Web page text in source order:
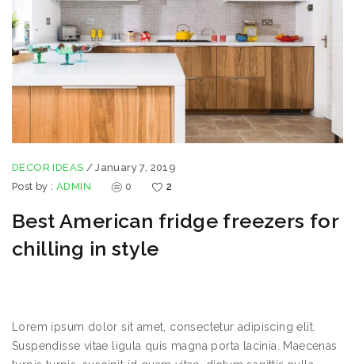
DECOR IDEAS / January 7, 2019
Post by :ADMIN 0 2
Best American fridge freezers for
chilling in style
Lorem ipsum dolor sit amet, consectetur adipiscing elit.
Suspendisse vitae ligula quis magna porta lacinia. Maecenas